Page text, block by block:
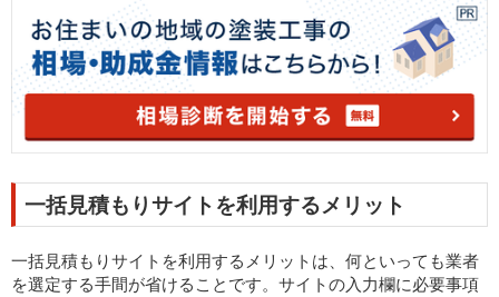
一括見積もりサイトを利用するメリット
一括見積もりサイトを利用するメリットは、何といっても業者
を選定する手間が省けることです。サイトの入力欄に必要事項